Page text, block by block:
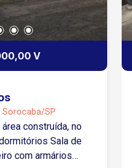
V
Sorocaba/SP
construída, no
com armários